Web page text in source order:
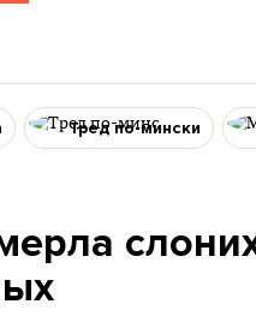
Тред по-мински